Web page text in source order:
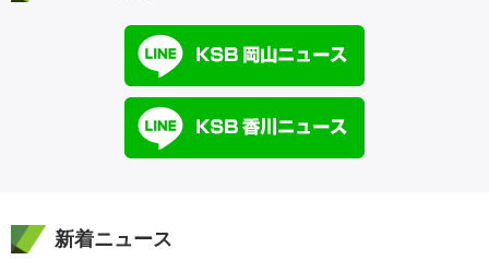
新着ニュース